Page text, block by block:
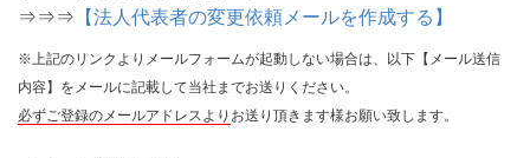
⇒⇒⇒ 【法人代表者の変更依頼メールを作成する】
※上記のリンクよりメールフォームが起動しない場合は、以下【メール送信
内容】をメールに記載して当社までお送りください。
必ずご登録のメールアドレスより お送り頂きます様お願い致します。